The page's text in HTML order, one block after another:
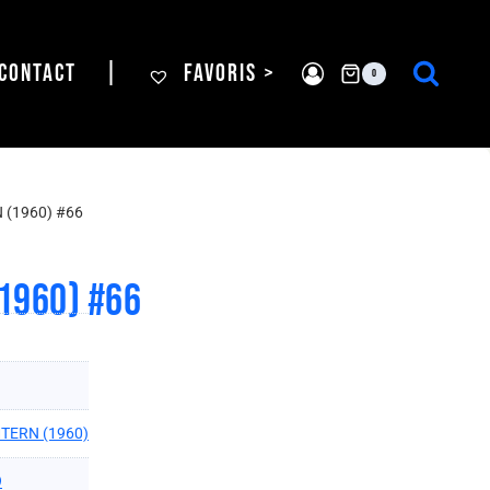
FAVORIS > 0
(1960) #66
#66
(1960)